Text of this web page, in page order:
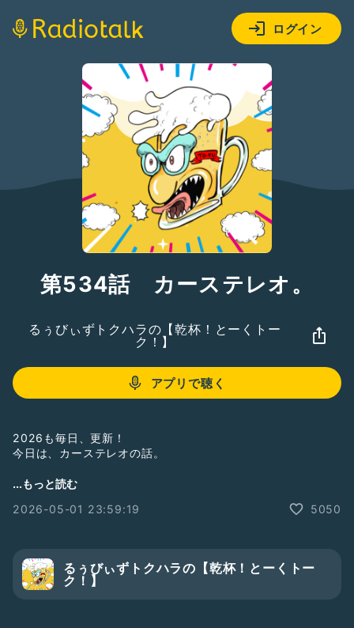
ログイン
第534話 カーステレオ。
るぅびぃずトクハラの【乾杯！とーくトー
ク！】
アプリで聴く
2026も毎日、更新！
今日は、カーステレオの話。
聞いてねー！
#人生初めて
#気をつけて #自分ではわからない #コンビニ #ダダ漏れ
#受ける側
...もっと読む
2026-05-01 23:59:19
5050
るぅびぃずトクハラの【乾杯！とーくトー
ク！】